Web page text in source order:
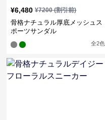
¥6,480 ¥7200(割引前)
骨格ナチュラル厚底メッシュス
ポーツサンダル
全2色